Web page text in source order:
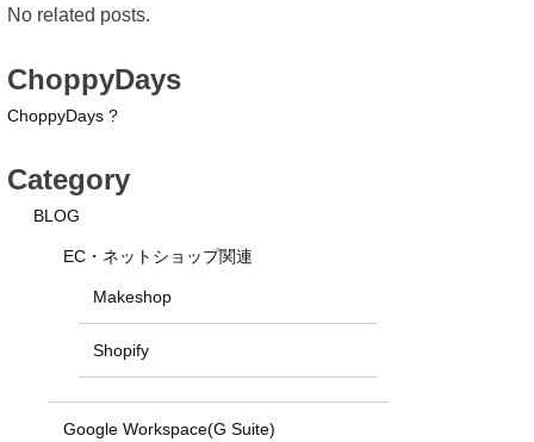
No related posts.
ChoppyDays
ChoppyDays ?
Category
BLOG
EC・ネットショップ関連
Makeshop
Shopify
Google Workspace(G Suite)